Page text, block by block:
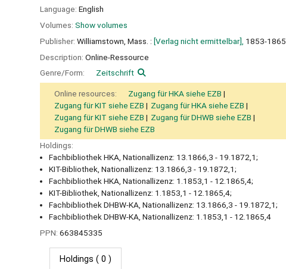
Language: English
Volumes: Show volumes
Publisher: Williamstown, Mass. : [Verlag nicht ermittelbar], 1853-1865
Description: Online-Ressource
Genre/Form:
Zeitschrift
Online resources:
Zugang für HKA siehe EZB
Zugang für KIT siehe EZB
Zugang für HKA siehe EZB
Zugang für KIT siehe EZB
Zugang für DHWB siehe EZB
Zugang für DHWB siehe EZB
Holdings:
Fachbibliothek HKA, Nationallizenz: 13.1866,3 - 19.1872,1;
KIT-Bibliothek, Nationallizenz: 13.1866,3 - 19.1872,1;
Fachbibliothek HKA, Nationallizenz: 1.1853,1 - 12.1865,4;
KIT-Bibliothek, Nationallizenz: 1.1853,1 - 12.1865,4;
Fachbibliothek DHBW-KA, Nationallizenz: 13.1866,3 - 19.1872,1;
Fachbibliothek DHBW-KA, Nationallizenz: 1.1853,1 - 12.1865,4
PPN: 663845335
Holdings ( 0 )